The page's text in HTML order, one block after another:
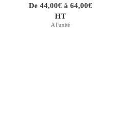
De 44,00€ à 64,00€
HT
A l'unité